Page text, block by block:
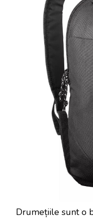
Drumețiile sunt o